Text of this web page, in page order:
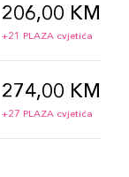
206,00 KM
+21 PLAZA cvjetića
274,00 KM
+27 PLAZA cvjetića